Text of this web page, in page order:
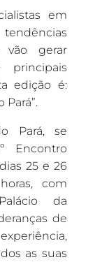
em
gerar
principais
edição é:
Pará, se
Encontro
25 e 26
com
da
de
as suas